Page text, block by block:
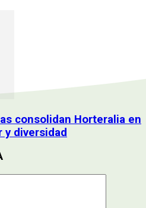
consolidan Horteralia en
y diversidad